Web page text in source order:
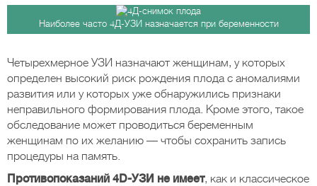
Наиболее часто 4Д-УЗИ назначается при беременности
Четырехмерное УЗИ назначают женщинам, у которых
определен высокий риск рождения плода с аномалиями
развития или у которых уже обнаружились признаки
неправильного формирования плода. Кроме этого, такое
обследование может проводиться беременным
женщинам по их желанию — чтобы сохранить запись
процедуры на память.
Противопоказаний 4D-УЗИ не имеет, как и классическое